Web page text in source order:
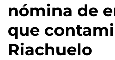
nómina de
que
Riachuelo